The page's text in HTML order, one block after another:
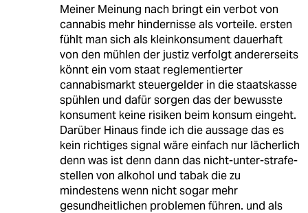
Meiner Meinung nach bringt ein verbot von
cannabis mehr hindernisse als vorteile. ersten
fühlt man sich als kleinkonsument dauerhaft
von den mühlen der justiz verfolgt andererseits
könnt ein vom staat reglementierter
cannabismarkt steuergelder in die staatskasse
spühlen und dafür sorgen das der bewusste
konsument keine risiken beim konsum eingeht.
Darüber Hinaus finde ich die aussage das es
kein richtiges signal wäre einfach nur lächerlich
denn was ist denn dann das nicht-unter-strafe-
stellen von alkohol und tabak die zu
mindestens wenn nicht sogar mehr
gesundheitlichen problemen führen. und als